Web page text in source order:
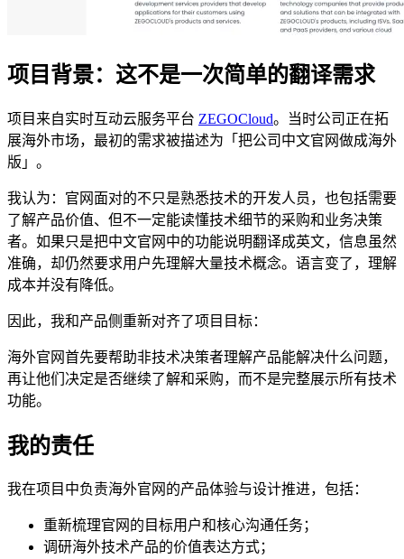
项目背景：这不是一次简单的翻译需求
项目来自实时互动云服务平台 ZEGOCloud。当时公司正在拓
展海外市场，最初的需求被描述为「把公司中文官网做成海外
版」。
我认为：官网面对的不只是熟悉技术的开发人员，也包括需要
了解产品价值、但不一定能读懂技术细节的采购和业务决策
者。如果只是把中文官网中的功能说明翻译成英文，信息虽然
准确，却仍然要求用户先理解大量技术概念。语言变了，理解
成本并没有降低。
因此，我和产品侧重新对齐了项目目标：
海外官网首先要帮助非技术决策者理解产品能解决什么问题，
再让他们决定是否继续了解和采购，而不是完整展示所有技术
功能。
我的责任
我在项目中负责海外官网的产品体验与设计推进，包括：
重新梳理官网的目标用户和核心沟通任务；
调研海外技术产品的价值表达方式；